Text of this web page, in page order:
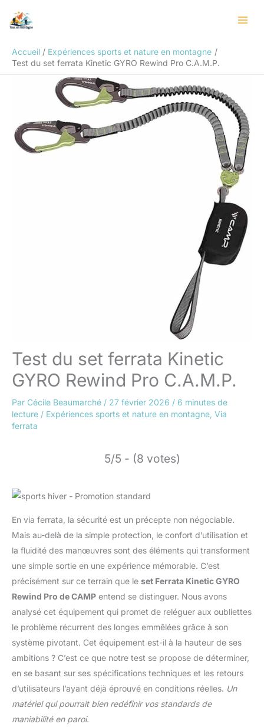
Accueil
Expériences sports et nature en montagne
Test du set ferrata Kinetic GYRO Rewind Pro C.A.M.P.
Test du set ferrata Kinetic
GYRO Rewind Pro C.A.M.P.
Par Cécile Beaumarché / 27 février 2026 / 6 minutes de
lecture / Expériences sports et nature en montagne Via
ferrata
5/5 - (8 votes)
En via ferrata, la sécurité est un précepte non négociable.
Mais au-delà de la simple protection, le confort d’utilisation et
la fluidité des manœuvres sont des éléments qui transforment
une simple sortie en une expérience mémorable. C’est
précisément sur ce terrain que le set Ferrata Kinetic GYRO
Rewind Pro de CAMP entend se distinguer. Nous avons
analysé cet équipement qui promet de reléguer aux oubliettes
le problème récurrent des longes emmêlées grâce à son
système pivotant. Cet équipement est-il à la hauteur de ses
ambitions ? C’est ce que notre test se propose de déterminer,
en se basant sur ses spécifications techniques et les retours
d’utilisateurs l’ayant déjà éprouvé en conditions réelles. Un
matériel qui pourrait bien redéfinir vos standards de
maniabilité en paroi.